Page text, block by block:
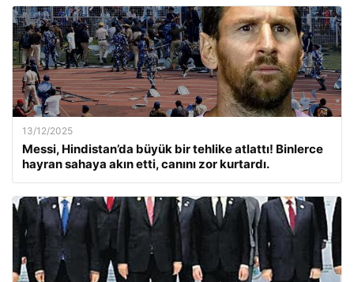
13/12/2025
Messi, Hindistan’da büyük bir tehlike atlattı! Binlerce
hayran sahaya akın etti, canını zor kurtardı.